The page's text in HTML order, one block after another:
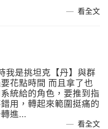
看全文
我是挑坦克【丹】與群
花點時間 而且拿了也
統給的角色，要推到指
用，轉起來範圍挺痛的
進...
看全文